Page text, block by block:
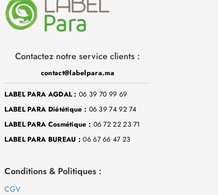
Contactez notre service clients :
contact@labelpara.ma
LABEL PARA AGDAL : 06 39 70 99 69
LABEL PARA Diététique : 06 39 74 92 74
LABEL PARA Cosmétique : 06 72 22 23 71
LABEL PARA BUREAU : 06 67 66 47 23
Conditions & Politiques :
CGV